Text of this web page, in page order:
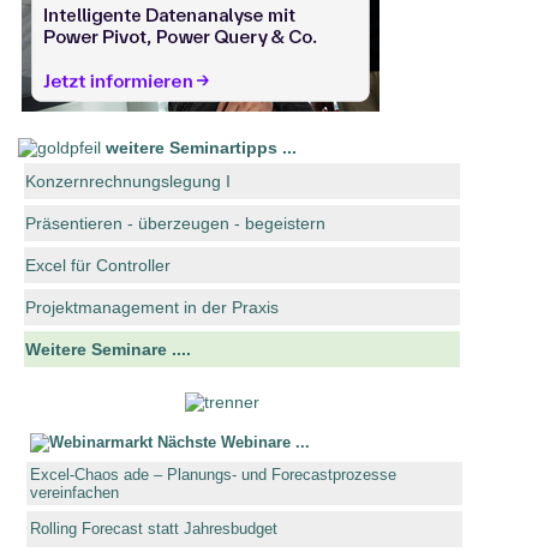
weitere Seminartipps ...
Konzernrechnungslegung I
Präsentieren - überzeugen - begeistern
Excel für Controller
Projektmanagement in der Praxis
Weitere Seminare ....
Nächste Webinare ...
Excel-Chaos ade – Planungs- und Forecastprozesse
vereinfachen
Rolling Forecast statt Jahresbudget